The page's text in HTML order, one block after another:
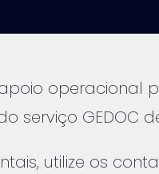
operacional
serviço GEDOC
utilize os